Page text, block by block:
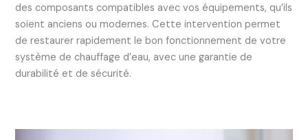
des composants compatibles avec vos équipements, qu’ils
soient anciens ou modernes. Cette intervention permet
de restaurer rapidement le bon fonctionnement de votre
système de chauffage d’eau, avec une garantie de
durabilité et de sécurité.